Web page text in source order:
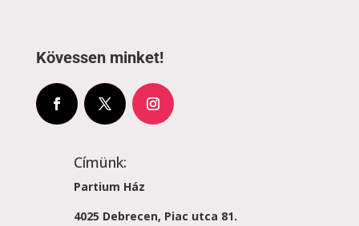
Kövessen minket!
Címünk:
Partium Ház
4025 Debrecen, Piac utca 81.